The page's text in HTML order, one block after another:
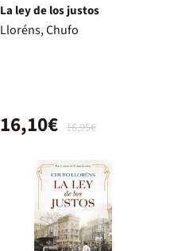
La ley de los justos
Lloréns, Chufo
16,95€
16,10€